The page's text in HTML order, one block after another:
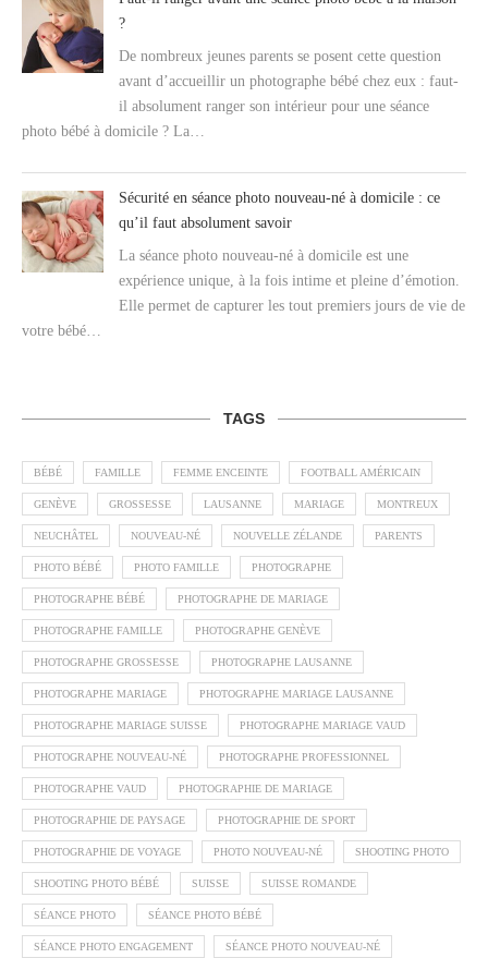
?
De nombreux jeunes parents se posent cette question
avant d’accueillir un photographe bébé chez eux : faut-
il absolument ranger son intérieur pour une séance
photo bébé à domicile ? La…
Sécurité en séance photo nouveau-né à domicile : ce
qu’il faut absolument savoir
La séance photo nouveau-né à domicile est une
expérience unique, à la fois intime et pleine d’émotion.
Elle permet de capturer les tout premiers jours de vie de
votre bébé…
TAGS
BÉBÉ FAMILLE FEMME ENCEINTE FOOTBALL AMÉRICAIN
GENÈVE GROSSESSE LAUSANNE MARIAGE MONTREUX
NEUCHÂTEL NOUVEAU-NÉ NOUVELLE ZÉLANDE PARENTS
PHOTO BÉBÉ PHOTO FAMILLE PHOTOGRAPHE
PHOTOGRAPHE BÉBÉ PHOTOGRAPHE DE MARIAGE
PHOTOGRAPHE FAMILLE PHOTOGRAPHE GENÈVE
PHOTOGRAPHE GROSSESSE PHOTOGRAPHE LAUSANNE
PHOTOGRAPHE MARIAGE PHOTOGRAPHE MARIAGE LAUSANNE
PHOTOGRAPHE MARIAGE SUISSE PHOTOGRAPHE MARIAGE VAUD
PHOTOGRAPHE NOUVEAU-NÉ PHOTOGRAPHE PROFESSIONNEL
PHOTOGRAPHE VAUD PHOTOGRAPHIE DE MARIAGE
PHOTOGRAPHIE DE PAYSAGE PHOTOGRAPHIE DE SPORT
PHOTOGRAPHIE DE VOYAGE PHOTO NOUVEAU-NÉ SHOOTING PHOTO
SHOOTING PHOTO BÉBÉ SUISSE SUISSE ROMANDE
SÉANCE PHOTO SÉANCE PHOTO BÉBÉ
SÉANCE PHOTO ENGAGEMENT SÉANCE PHOTO NOUVEAU-NÉ